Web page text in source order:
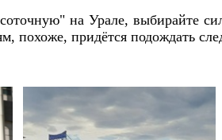
на Урале, выбирайте
похоже, придётся подождать